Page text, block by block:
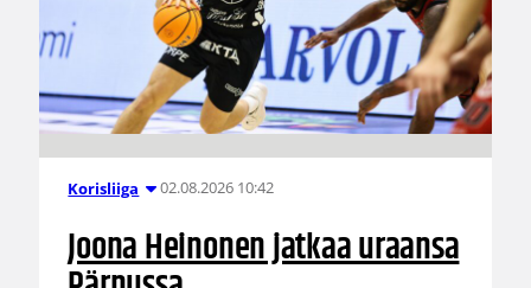
Korisliiga 02.08.2026 10:42
Joona Heinonen jatkaa uraansa